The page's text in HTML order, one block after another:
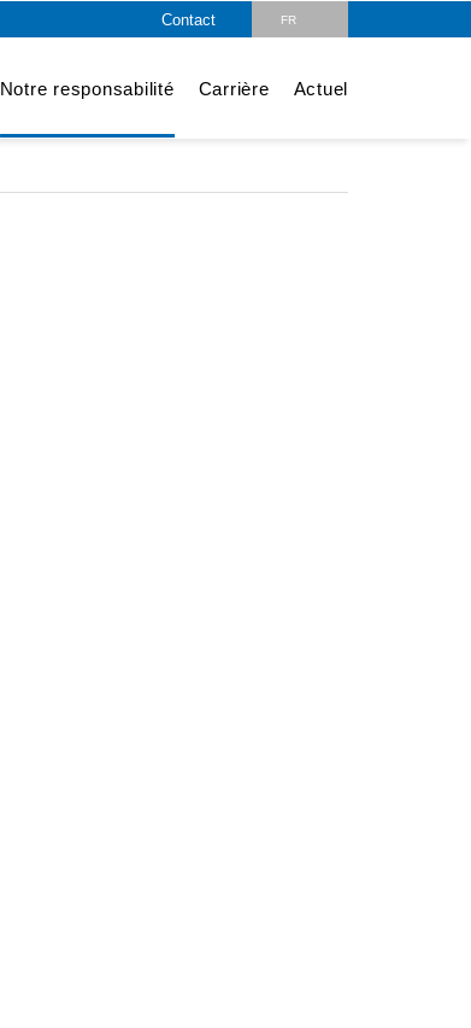
Contact FR
Notre responsabilité Carrière Actuel